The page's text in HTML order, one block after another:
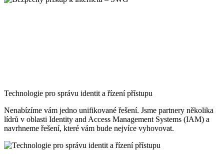
Technologie pro správu identit a řízení přístupu
Nenabízíme vám jedno unifikované řešení. Jsme partnery několika
lídrů v oblasti Identity and Access Management Systems (IAM) a
navrhneme řešení, které vám bude nejvíce vyhovovat.